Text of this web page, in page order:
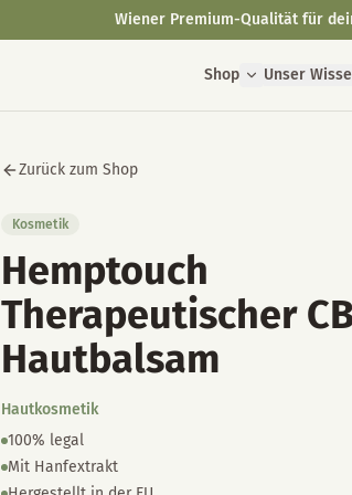
Shop Unser
Zurück zum Shop
Kosmetik
Hemptouch
Therapeutischer
Hautbalsam
Hautkosmetik
100% legal
Mit Hanfextrakt
Wiener Premium-Qualität für